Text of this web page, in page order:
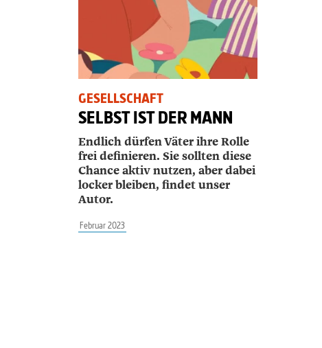
GESELLSCHAFT
SELBST IST DER MANN
Endlich dürfen Väter ihre Rolle
frei definieren. Sie sollten diese
Chance aktiv nutzen, aber dabei
locker bleiben, findet unser
Autor.
Februar 2023